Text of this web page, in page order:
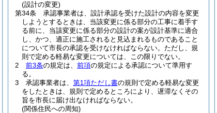
(設計の変更)
第34条
承認事業者は、設計承認を受けた設計の内容を変更
しようとするときは、当該変更に係る部分の工事に着手す
る前に、当該変更に係る部分の設計の案が設計基準に適合
し、かつ、適正に施工されると見込まれるものであること
について市長の承認を受けなければならない。 ただし、規
則で定める軽易な変更については、この限りでない。
2
前3条の規定は、 前項の規定による承認について準用す
る。
3
承認事業者は、 第1項ただし書の規則で定める軽易な変更
をしたときは、規則で定めるところにより、遅滞なくその
旨を市長に届け出なければならない。
(関係住民への周知)